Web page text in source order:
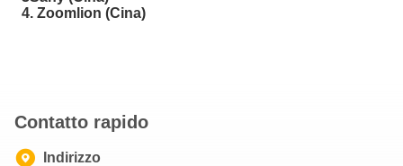
4. Zoomlion (Cina)
Contatto rapido
Indirizzo